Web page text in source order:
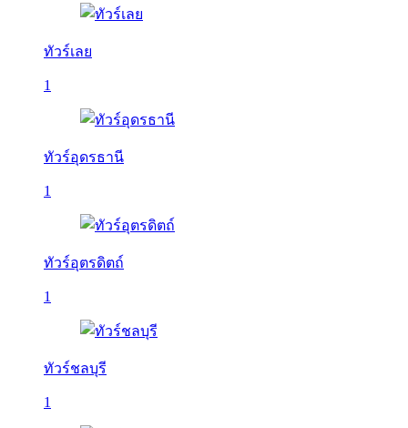
ทัวร์เลย
1
ทัวร์อุดรธานี
1
ทัวร์อุตรดิตถ์
1
ทัวร์ชลบุรี
1